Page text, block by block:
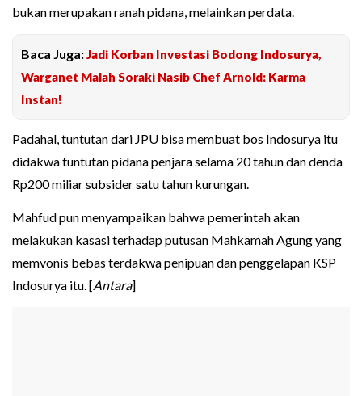
bukan merupakan ranah pidana, melainkan perdata.
Baca Juga:Jadi Korban Investasi Bodong Indosurya,
Warganet Malah Soraki Nasib Chef Arnold: Karma
Instan!
Padahal, tuntutan dari JPU bisa membuat bos Indosurya itu
didakwa tuntutan pidana penjara selama 20 tahun dan denda
Rp200 miliar subsider satu tahun kurungan.
Mahfud pun menyampaikan bahwa pemerintah akan
melakukan kasasi terhadap putusan Mahkamah Agung yang
memvonis bebas terdakwa penipuan dan penggelapan KSP
Indosurya itu. [Antara]